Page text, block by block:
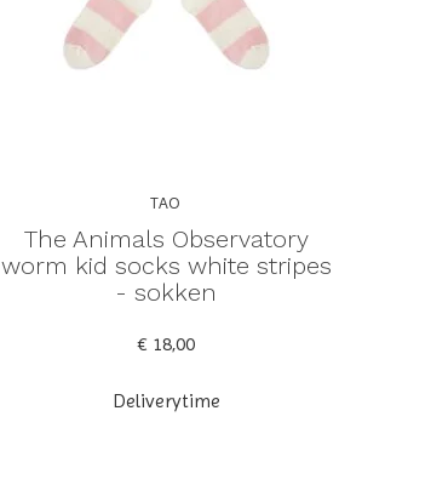
TAO
The Animals Observatory
worm kid socks white stripes
- sokken
€ 18,00
Deliverytime